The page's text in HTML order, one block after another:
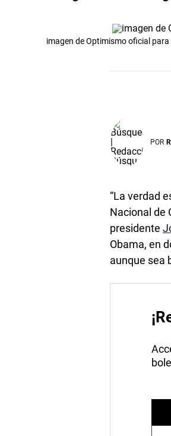
imagen de Optimismo oficial
POR
“La verdad
Nacional de
presidente
Obama, en
aunque sea